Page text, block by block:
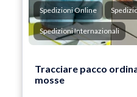
Spedizioni Online
Spedizioni Internazionali
Tracciare pacco
mosse